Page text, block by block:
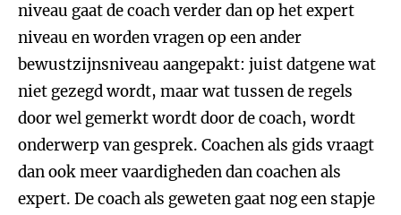
niveau gaat de coach verder dan op het expert
niveau en worden vragen op een ander
bewustzijnsniveau aangepakt: juist datgene wat
niet gezegd wordt, maar wat tussen de regels
door wel gemerkt wordt door de coach, wordt
onderwerp van gesprek. Coachen als gids vraagt
dan ook meer vaardigheden dan coachen als
expert. De coach als geweten gaat nog een stapje